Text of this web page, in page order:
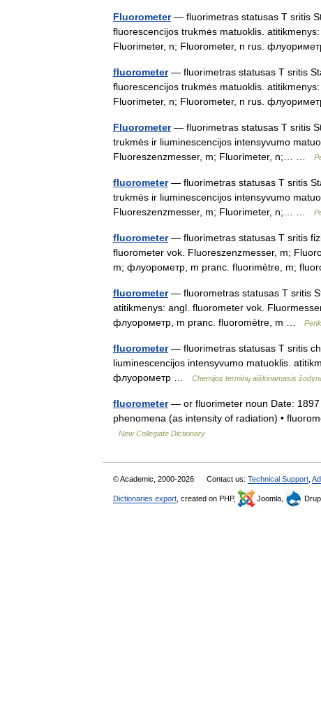
Fluorometer— fluorimetras statusas T sritis
fluorescencijos trukmės matuoklis.
Fluorimeter, n; Fluorometer, n rus.
fluorometer— fluorimetras statusas T sritis
fluorescencijos trukmės matuoklis.
Fluorimeter, n; Fluorometer, n rus.
Fluorometer— fluorimetras statusas T sritis
trukmės ir liuminescencijos intensyvumo
Fluoreszenzmesser, m; Fluorimeter, n;… …
fluorometer— fluorimetras statusas T sritis
trukmės ir liuminescencijos intensyvumo
Fluoreszenzmesser, m; Fluorimeter, n;… …
fluorometer— fluorimetras statusas T sritis
fluorometer vok. Fluoreszenzmesser, m;
m; флуорометр, m pranc. fluorimètre, m;
fluorometer— fluorometras statusas T sritis
atitikmenys: angl. fluorometer vok.
флуорометр, m pranc. fluoromètre, m …
fluorometer— fluorimetras statusas T sritis
liuminescencijos intensyvumo matuoklis.
флуорометр …
Chemijos terminų aiškinamasis
fluorometer— or fluorimeter noun Date: 1897
phenomena (as intensity of radiation) •
New Collegiate Dictionary
© Academic, 2000-2026 Contact us: Technical Support
Dictionaries export , created on PHP, Joomla,